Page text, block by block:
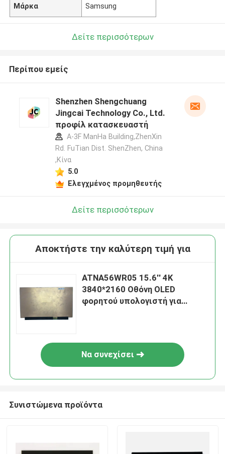
Μάρκα Samsung
Δείτε περισσότερων
Περίπου εμείς
Shenzhen Shengchuang
Jingcai Technology Co., Ltd.
προφίλ κατασκευαστή
A-3F ManHa Building,ZhenXin
Rd. FuTian Dist. ShenZhen, China
,Κίνα
5.0
Ελεγχμένος προμηθευτής
Δείτε περισσότερων
Αποκτήστε την καλύτερη τιμή για
ATNA56WR05 15.6'' 4K
3840*2160 Οθόνη OLED
φορητού υπολογιστή για
Να συνεχίσει
Συνιστώμενα προϊόντα